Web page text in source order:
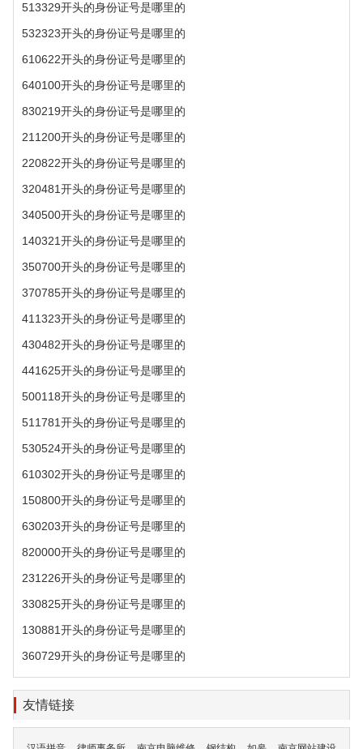
513329开头的身份证号是哪里的
532323开头的身份证号是哪里的
610622开头的身份证号是哪里的
640100开头的身份证号是哪里的
830219开头的身份证号是哪里的
211200开头的身份证号是哪里的
220822开头的身份证号是哪里的
320481开头的身份证号是哪里的
340500开头的身份证号是哪里的
140321开头的身份证号是哪里的
350700开头的身份证号是哪里的
370785开头的身份证号是哪里的
411323开头的身份证号是哪里的
430482开头的身份证号是哪里的
441625开头的身份证号是哪里的
500118开头的身份证号是哪里的
511781开头的身份证号是哪里的
530524开头的身份证号是哪里的
610302开头的身份证号是哪里的
150800开头的身份证号是哪里的
630203开头的身份证号是哪里的
820000开头的身份证号是哪里的
231226开头的身份证号是哪里的
330825开头的身份证号是哪里的
130881开头的身份证号是哪里的
360729开头的身份证号是哪里的
友情链接